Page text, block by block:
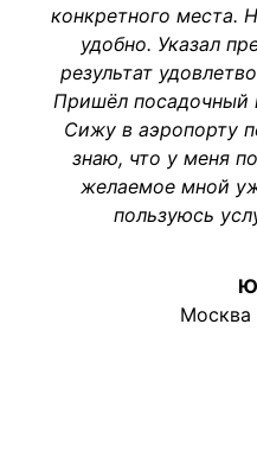
конкретного места.
удобно. Указал
результат
Пришёл посадочный
Сижу в аэропорту
знаю, что у меня
желаемое мной
пользуюсь
Москва